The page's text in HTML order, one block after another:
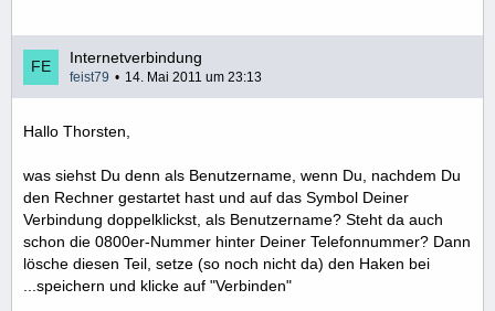
Internetverbindung
feist79 14. Mai 2011 um 23:13
Hallo Thorsten,
was siehst Du denn als Benutzername, wenn Du, nachdem Du
den Rechner gestartet hast und auf das Symbol Deiner
Verbindung doppelklickst, als Benutzername? Steht da auch
schon die 0800er-Nummer hinter Deiner Telefonnummer? Dann
lösche diesen Teil, setze (so noch nicht da) den Haken bei
...speichern und klicke auf "Verbinden"